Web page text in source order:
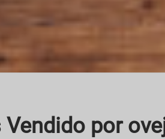
por